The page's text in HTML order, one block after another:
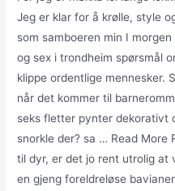
Jeg er klar for å krølle, style
som samboeren min I
og sex i trondheim spørsmål
klippe ordentlige mennesker.
når det kommer til
seks fletter pynter dekorativt
snorkle der? sa … Read
til dyr, er det jo rent utrolig at
en gjeng foreldreløse